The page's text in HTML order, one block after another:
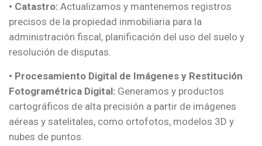
• Catastro: Actualizamos y mantenemos registros
precisos de la propiedad inmobiliaria para la
administración fiscal, planificación del uso del suelo y
resolución de disputas.
• Procesamiento Digital de Imágenes y Restitución
Fotogramétrica Digital: Generamos y productos
cartográficos de alta precisión a partir de imágenes
aéreas y satelitales, como ortofotos, modelos 3D y
nubes de puntos.